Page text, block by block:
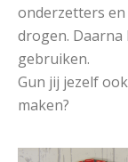
onderzetters
drogen.
gebruiken.
Gun jij jezelf
maken?